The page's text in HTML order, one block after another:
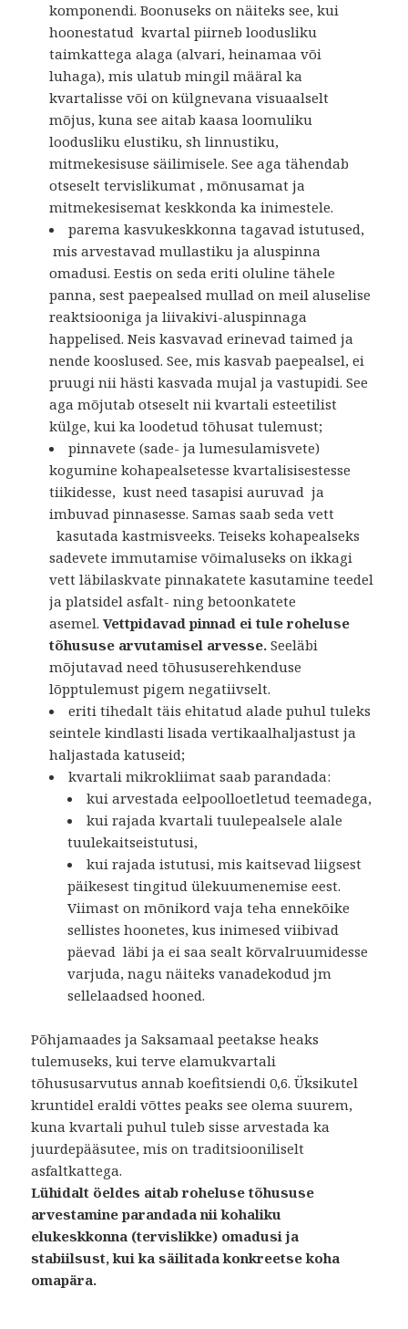
komponendi. Boonuseks on näiteks see, kui
hoonestatud kvartal piirneb loodusliku
taimkattega alaga (alvari, heinamaa või
luhaga), mis ulatub mingil määral ka
kvartalisse või on külgnevana visuaalselt
mõjus, kuna see aitab kaasa loomuliku
loodusliku elustiku, sh linnustiku,
mitmekesisuse säilimisele. See aga tähendab
otseselt tervislikumat , mõnusamat ja
mitmekesisemat keskkonda ka inimestele.
parema kasvukeskkonna tagavad istutused,
mis arvestavad mullastiku ja aluspinna
omadusi. Eestis on seda eriti oluline tähele
panna, sest paepealsed mullad on meil aluselise
reaktsiooniga ja liivakivi-aluspinnaga
happelised. Neis kasvavad erinevad taimed ja
nende kooslused. See, mis kasvab paepealsel, ei
pruugi nii hästi kasvada mujal ja vastupidi. See
aga mõjutab otseselt nii kvartali esteetilist
külge, kui ka loodetud tõhusat tulemust;
pinnavete (sade- ja lumesulamisvete)
kogumine kohapealsetesse kvartalisisestesse
tiikidesse, kust need tasapisi auruvad ja
imbuvad pinnasesse. Samas saab seda vett
kasutada kastmisveeks. Teiseks kohapealseks
sadevete immutamise võimaluseks on ikkagi
vett läbilaskvate pinnakatete kasutamine teedel
ja platsidel asfalt- ning betoonkatete
asemel.Vettpidavad pinnad ei tule roheluse
tõhususe arvutamisel arvesse. Seeläbi
mõjutavad need tõhususerehkenduse
lõpptulemust pigem negatiivselt.
eriti tihedalt täis ehitatud alade puhul tuleks
seintele kindlasti lisada vertikaalhaljastust ja
haljastada katuseid;
kvartali mikrokliimat saab parandada:
kui arvestada eelpoolloetletud teemadega,
kui rajada kvartali tuulepealsele alale
tuulekaitseistutusi,
kui rajada istutusi, mis kaitsevad liigsest
päikesest tingitud ülekuumenemise eest.
Viimast on mõnikord vaja teha ennekõike
sellistes hoonetes, kus inimesed viibivad
päevad läbi ja ei saa sealt kõrvalruumidesse
varjuda, nagu näiteks vanadekodud jm
sellelaadsed hooned.
Põhjamaades ja Saksamaal peetakse heaks
tulemuseks, kui terve elamukvartali
tõhususarvutus annab koefitsiendi 0,6. Üksikutel
kruntidel eraldi võttes peaks see olema suurem,
kuna kvartali puhul tuleb sisse arvestada ka
juurdepääsutee, mis on traditsiooniliselt
asfaltkattega.
Lühidalt öeldes aitab roheluse tõhususe
arvestamine parandada nii kohaliku
elukeskkonna (tervislikke) omadusi ja
stabiilsust, kui ka säilitada konkreetse koha
omapära.